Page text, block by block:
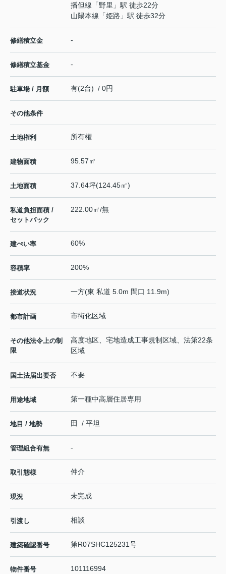
播但線 「野里 」駅 徒歩22分
山陽本線 「姫路 」駅 徒歩32分
修繕積立金 -
修繕積立基金 -
駐車場 / 月額 有(2台) / 0円
その他条件
土地権利 所有権
建物面積 95.57㎡
土地面積 37.64坪(124.45㎡)
私道負担面積 /
セットバック
222.00㎡/無
建ぺい率 60%
容積率 200%
接道状況 一方(東 私道 5.0m 間口 11.9m)
都市計画 市街化区域
その他法令上の制
限
高度地区、宅地造成工事規制区域、法第22条
区域
国土法届出要否 不要
用途地域 第一種中高層住居専用
地目 / 地勢 田 / 平坦
管理組合有無 -
取引態様 仲介
現況 未完成
引渡し 相談
建築確認番号 第R07SHC125231号
物件番号 101116994